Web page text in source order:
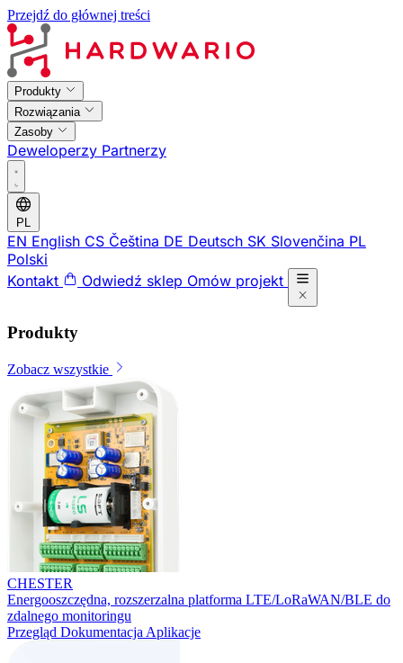
Przejdź do głównej treści
Produkty
Rozwiązania
Zasoby
Deweloperzy Partnerzy
PL
EN English CS Čeština DE Deutsch SK Slovenčina PL
Polski
Kontakt
Odwiedź sklep Omów projekt
Produkty
Zobacz wszystkie
CHESTER
Energooszczędna, rozszerzalna platforma LTE/LoRaWAN/BLE do
zdalnego monitoringu
Przegląd Dokumentacja Aplikacje